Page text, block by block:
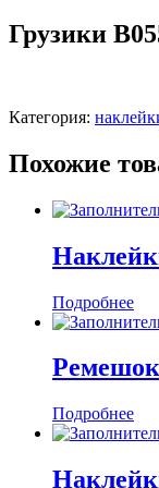
Грузики
Категория:
Похожие
Подробнее
Подробнее